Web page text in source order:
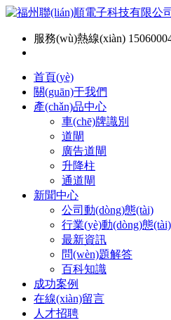
服務(wù)熱線(xiàn)
首頁(yè)
關(guān)于我們
產(chǎn)品中心
車(chē)牌識別
道閘
廣告道閘
升降柱
通道閘
新聞中心
公司動(dòng)態(tài)
行業(yè)動(dòng)態(tài)
最新資訊
問(wèn)題解答
百科知識
成功案例
在線(xiàn)留言
人才招聘